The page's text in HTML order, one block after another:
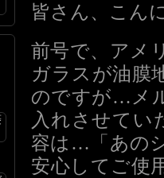
皆さん、こん
前号で、アメ
ガラスが油膜
のですが…メ
入れさせてい
容は…「あの
安心してご使